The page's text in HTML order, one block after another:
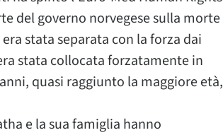
del governo norvegese sulla morte
stata separata con la forza dai
stata collocata forzatamente in
quasi raggiunto la maggiore età,
e la sua famiglia hanno